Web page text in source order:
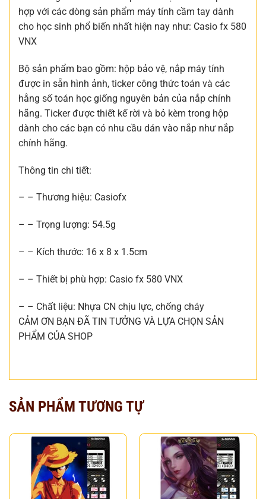
hợp với các dòng sản phẩm máy tính cầm tay dành
cho học sinh phổ biến nhất hiện nay như: Casio fx 580
VNX
Bộ sản phẩm bao gồm: hộp bảo vệ, nắp máy tính
được in sẵn hình ảnh, ticker công thức toán và các
hằng số toán học giống nguyên bản của nắp chính
hãng. Ticker được thiết kế rời và bỏ kèm trong hộp
dành cho các bạn có nhu cầu dán vào nắp như nắp
chính hãng.
Thông tin chi tiết:
– – Thương hiệu: Casiofx
– – Trọng lượng: 54.5g
– – Kích thước: 16 x 8 x 1.5cm
– – Thiết bị phù hợp: Casio fx 580 VNX
– – Chất liệu: Nhựa CN chịu lực, chống cháy
CẢM ƠN BẠN ĐÃ TIN TƯỞNG VÀ LỰA CHỌN SẢN
PHẨM CỦA SHOP
SẢN PHẨM TƯƠNG TỰ